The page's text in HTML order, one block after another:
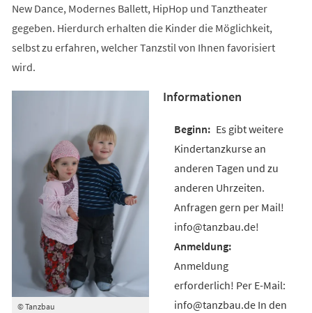
New Dance, Modernes Ballett, HipHop und Tanztheater
gegeben. Hierdurch erhalten die Kinder die Möglichkeit,
selbst zu erfahren, welcher Tanzstil von Ihnen favorisiert
wird.
© Tanzbau
Informationen
Es gibt weitere
Kindertanzkurse an
anderen Tagen und zu
anderen Uhrzeiten.
Anfragen gern per Mail!
info@tanzbau.de!
Anmeldung
erforderlich! Per E-Mail:
info@tanzbau.de In den